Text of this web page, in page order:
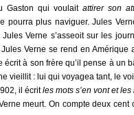
Gaston qui voulait attirer son
pourra plus naviguer. Jules
Verne s’asseoit sur les
Verne se rend en Amérique
écrit à son frère qu’il pense à un
vieillit : lui qui voyagea tant, le
il écritles mots s’en vont et
meurt. On compte deux cent